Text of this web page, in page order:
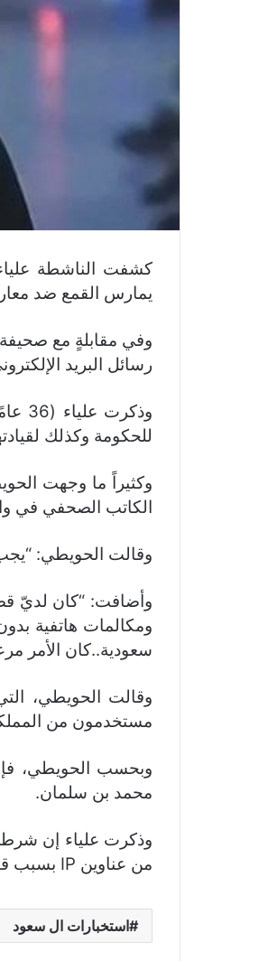
كشفت الناشطة
يمارس القمع ضد
وفي مقابلةٍ مع صحيفة
رسائل البريد
للحكومة وكذلك
وكثيراً ما وجهت
الكاتب الصحفي في
وقالت الحويطي:
ومكالمات هاتفية
سعودية..كان الأمر
مستخدمون من
وبحسب الحويطي،
محمد بن سلمان.
وذكرت علياء إن
من عناوين IP بسبب قيام المرسلين بتسجيل الدخول في مقهى “كوستا” ومطعم “ماكدونالدز” وأماكن أخرى في بريطانيا.
استخبارات ال سعود